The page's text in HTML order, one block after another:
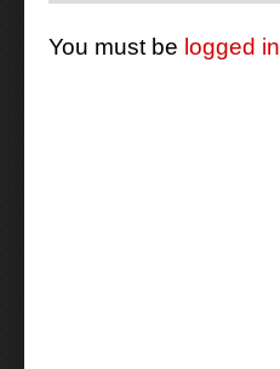
You must be logged in